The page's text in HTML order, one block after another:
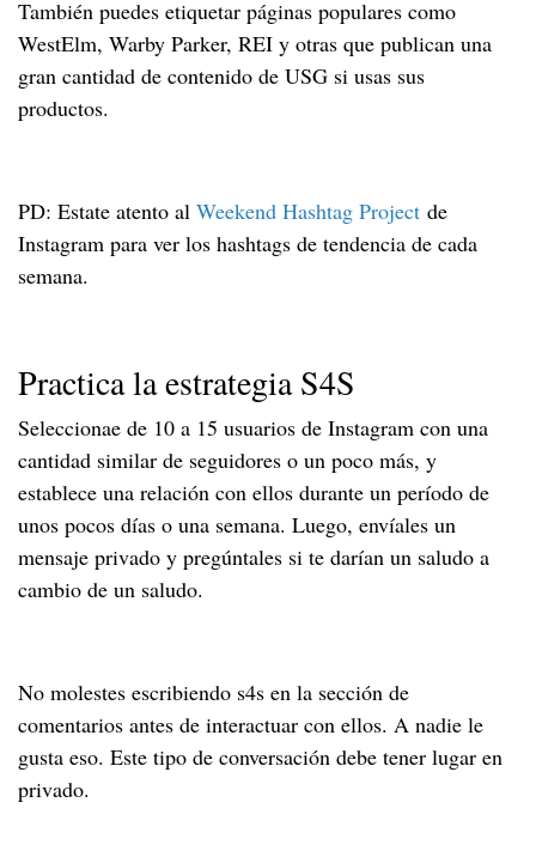
También puedes etiquetar páginas populares como
WestElm, Warby Parker, REI y otras que publican una
gran cantidad de contenido de USG si usas sus
productos.
PD: Estate atento al Weekend Hashtag Project de
Instagram para ver los hashtags de tendencia de cada
semana.
Practica la estrategia S4S
Seleccionae de 10 a 15 usuarios de Instagram con una
cantidad similar de seguidores o un poco más, y
establece una relación con ellos durante un período de
unos pocos días o una semana. Luego, envíales un
mensaje privado y pregúntales si te darían un saludo a
cambio de un saludo.
No molestes escribiendo s4s en la sección de
comentarios antes de interactuar con ellos. A nadie le
gusta eso. Este tipo de conversación debe tener lugar en
privado.